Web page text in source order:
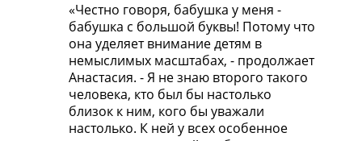
«Честно говоря, бабушка у меня -
бабушка с большой буквы! Потому что
она уделяет внимание детям в
немыслимых масштабах, - продолжает
Анастасия. - Я не знаю второго такого
человека, кто был бы настолько
близок к ним, кого бы уважали
настолько. К ней у всех особенное